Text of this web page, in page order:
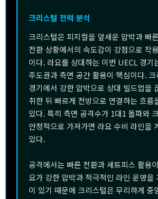
크리스털 전력 분석
크리스털은 피지컬을 앞세운 압박과 빠
전환 상황에서의 속도감이 강점으로 작
이다. 라요를 상대하는 이번 UECL 경기
주도권과 측면 공간 활용이 핵심이다.
경기에서 강한 압박으로 상대 빌드업을
취한 뒤 빠르게 전방으로 연결하는 흐름
있다. 특히 측면 공격수가 1대1 돌파와
안정적으로 가져가면 라요 수비 라인을
있다.
공격에서는 빠른 전환과 세트피스 활용
요가 강한 압박과 적극적인 라인 운영을
이 있기 때문에 크리스털은 무리하게 중